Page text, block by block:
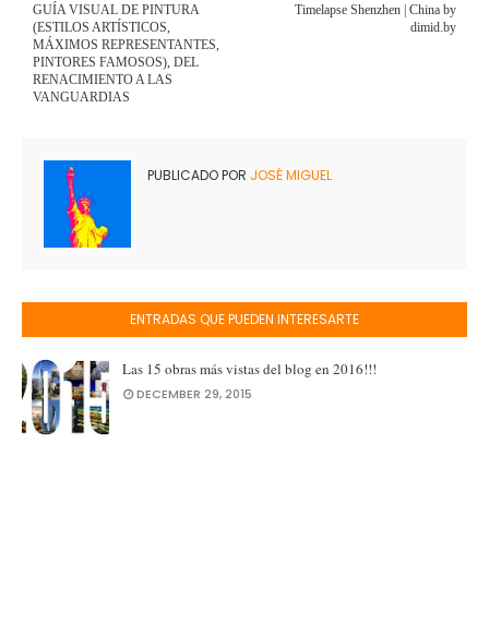
Timelapse Shenzhen | China by
dimid.by
GUÍA VISUAL DE PINTURA
(ESTILOS ARTÍSTICOS,
MÁXIMOS REPRESENTANTES,
PINTORES FAMOSOS), DEL
RENACIMIENTO A LAS
VANGUARDIAS
PUBLICADO POR JOSÉ MIGUEL
ENTRADAS QUE PUEDEN INTERESARTE
Las 15 obras más vistas del blog en 2016!!!
DECEMBER 29, 2015